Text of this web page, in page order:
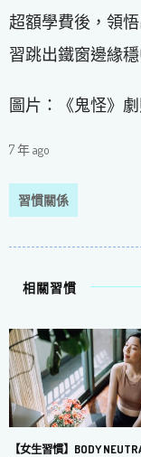
超額學費後，領
習跳出鐵窗邊緣
圖片：《鬼怪》
7 年 ago
習慣關係
相關習慣
【女生習慣】BODY